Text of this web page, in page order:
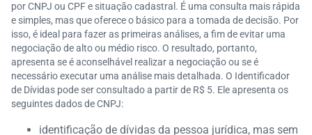
por CNPJ ou CPF e situação cadastral. É uma consulta mais rápida
e simples, mas que oferece o básico para a tomada de decisão. Por
isso, é ideal para fazer as primeiras análises, a fim de evitar uma
negociação de alto ou médio risco. O resultado, portanto,
apresenta se é aconselhável realizar a negociação ou se é
necessário executar uma análise mais detalhada. O Identificador
de Dívidas pode ser consultado a partir de R$ 5. Ele apresenta os
seguintes dados de CNPJ:
identificação de dívidas da pessoa jurídica, mas sem